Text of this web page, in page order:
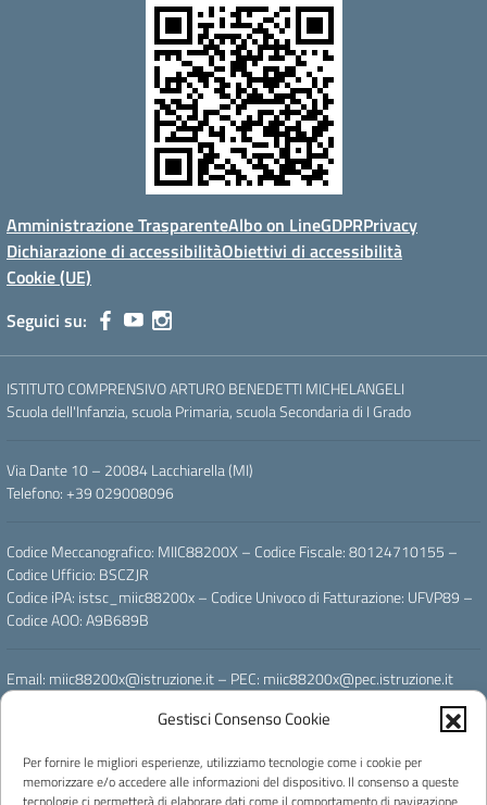
Gestisci Consenso Cookie
Per fornire le migliori esperienze, utilizziamo tecnologie come i cookie per
memorizzare e/o accedere alle informazioni del dispositivo. Il consenso a queste
Amministrazione TrasparenteAlbo on LineGDPRPrivacy
Dichiarazione di accessibilitàObiettivi di accessibilità
Cookie (UE)
Seguici su:
ISTITUTO COMPRENSIVO ARTURO BENEDETTI MICHELANGELI
Scuola dell'Infanzia, scuola Primaria, scuola Secondaria di I Grado
Via Dante 10 – 20084 Lacchiarella (MI)
Telefono: +39 029008096
Codice Meccanografico: MIIC88200X – Codice Fiscale: 80124710155 –
Codice Ufficio: BSCZJR
Codice iPA: istsc_miic88200x – Codice Univoco di Fatturazione: UFVP89 –
Codice AOO: A9B689B
Email: miic88200x@istruzione.it – PEC: miic88200x@pec.istruzione.it